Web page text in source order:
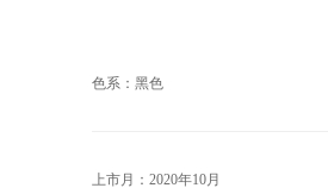
色系：黑色
上市月：2020年10月